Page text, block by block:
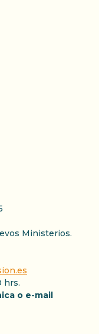
Ministerios.
hrs.
o e-mail